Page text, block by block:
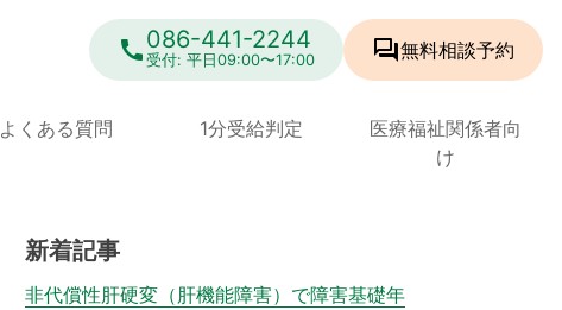
call086-441-2244
受付: 平日09:00〜17:00 forum無料相談予約
よくある質問 1分受給判定
医療福祉関係者向
け
新着記事
非代償性肝硬変（肝機能障害）で障害基礎年